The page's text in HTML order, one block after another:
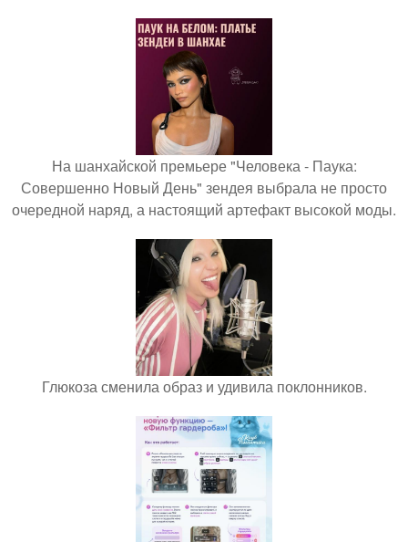
На шанхайской премьере "Человека - Паука:
Совершенно Новый День" зендея выбрала не просто
очередной наряд, а настоящий артефакт высокой моды.
Глюкоза сменила образ и удивила поклонников.